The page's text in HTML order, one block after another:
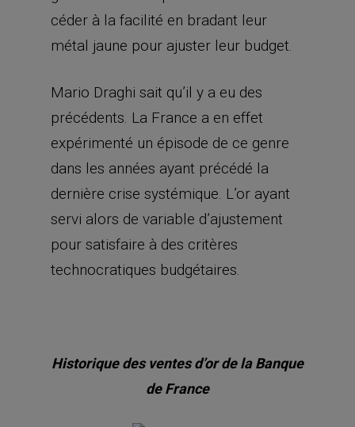
céder à la facilité en bradant leur
métal jaune pour ajuster leur budget.
Mario Draghi sait qu’il y a eu des
précédents. La France a en effet
expérimenté un épisode de ce genre
dans les années ayant précédé la
dernière crise systémique. L’or ayant
servi alors de variable d’ajustement
pour satisfaire à des critères
technocratiques budgétaires.
Historique des ventes d’or de la Banque
de France